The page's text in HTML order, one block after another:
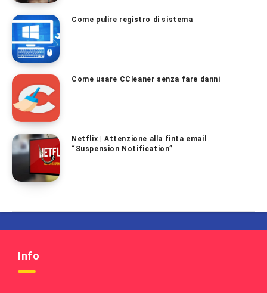
Come pulire registro di sistema
Come usare CCleaner senza fare danni
Netflix | Attenzione alla finta email
“Suspension Notification”
Info